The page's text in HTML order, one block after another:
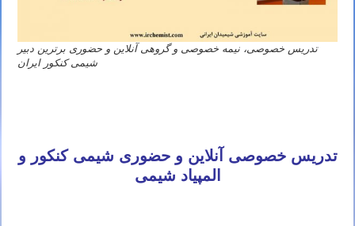
تدریس خصوصی، نیمه خصوصی و گروهی آنلاین و حضوری برترین دبیر
شیمی کنکور ایران
تدریس خصوصی آنلاین و حضوری شیمی کنکور و
المپیاد شیمی